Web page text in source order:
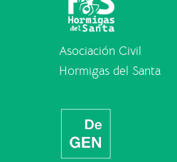
Asociación Civil
Hormigas del Santa